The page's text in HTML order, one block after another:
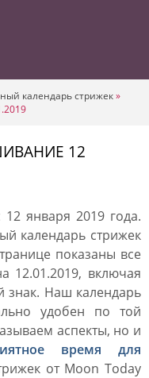
календарь стрижек»
12
января 2019 года.
календарь стрижек
показаны все
12.01.2019, включая
знак. Наш календарь
удобен по той
аспекты, но и
время для
от Moon Today